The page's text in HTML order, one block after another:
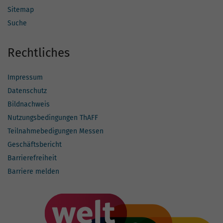
Sitemap
Suche
Rechtliches
Impressum
Datenschutz
Bildnachweis
Nutzungsbedingungen ThAFF
Teilnahmebedigungen Messen
Geschäftsbericht
Barrierefreiheit
Barriere melden